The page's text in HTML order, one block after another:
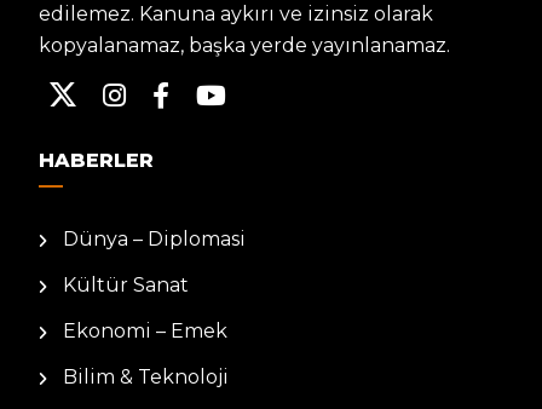
edilemez. Kanuna aykırı ve izinsiz olarak
kopyalanamaz, başka yerde yayınlanamaz.
HABERLER
Dünya – Diplomasi
Kültür Sanat
Ekonomi – Emek
Bilim & Teknoloji